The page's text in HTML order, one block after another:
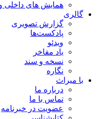
همایش های داخلی و
گالری
گزارش تصویری
پادکست‌ها
ویدئو
یاد مفاخر
نسخه و سند
نگاره
با میراث
درباره ما
تماس با ما
عضویت در خبرنامه